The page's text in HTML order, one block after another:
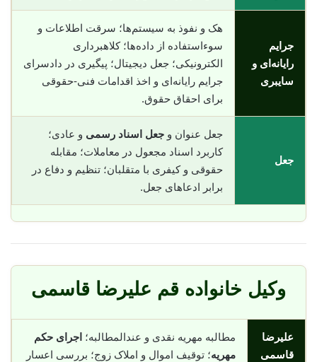
جرایم
رایانه‌ای و
سایبری
هک و نفوذ به سیستم‌ها؛ سرقت اطلاعات و
سوء‌استفاده از داده‌ها؛ کلاهبرداری
الکترونیکی؛ جعل دیجیتال؛ پیگیری در دادسرای
جرایم رایانه‌ای و اخذ اقدامات فنی-حقوقی
برای احقاق حقوق.
جعل
جعل عنوان و جعل اسناد رسمی و عادی؛
کاربرد اسناد مجعول در معاملات؛ مقابله
حقوقی و کیفری با متقلبان؛ تنظیم و دفاع در
برابر ادعاهای جعل.
وکیل خانواده قم علیرضا قاسمی
علیرضا
قاسمی
مطالبه مهریه نقدی و عندالمطالبه؛ اجرای حکم
مهریه؛ توقیف اموال و املاک زوج؛ بررسی اعسار